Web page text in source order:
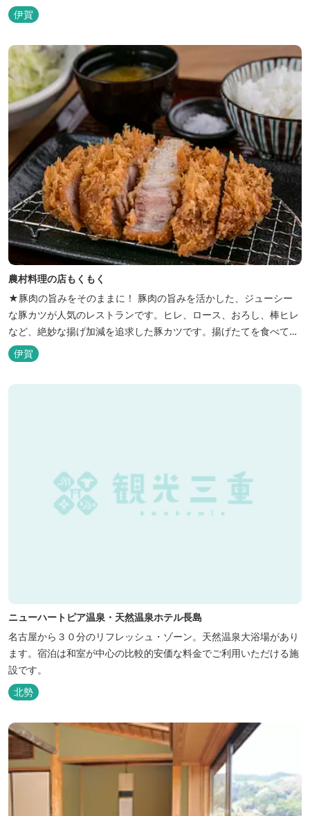
いかだ池など、「自然や農業」を身近に感じて楽しんでいただける
遊び場もあります。 園内では、ミニブタくんたちのショーを見た
り、ウインナーづくりやパンづくりなどの手づくり体験教室や、食
農体験プログラムに参加したり...
伊賀
農村料理の店もくもく
★豚肉の旨みをそのままに！ 豚肉の旨みを活かした、ジューシー
な豚カツが人気のレストランです。ヒレ、ロース、おろし、棒ヒレ
など、絶妙な揚げ加減を追求した豚カツです。揚げたてを食べてい
ただくために、注文後じっくり揚げてお出ししています。 ★手作
りのお蕎麦をお楽しみいただけます！ お蕎麦は毎日お店で打ってつ
伊賀
ニューハートピア温泉・天然温泉ホテル長島
名古屋から３０分のリフレッシュ・ゾーン。天然温泉大浴場があり
ます。宿泊は和室が中心の比較的安価な料金でご利用いただける施
設です。
北勢